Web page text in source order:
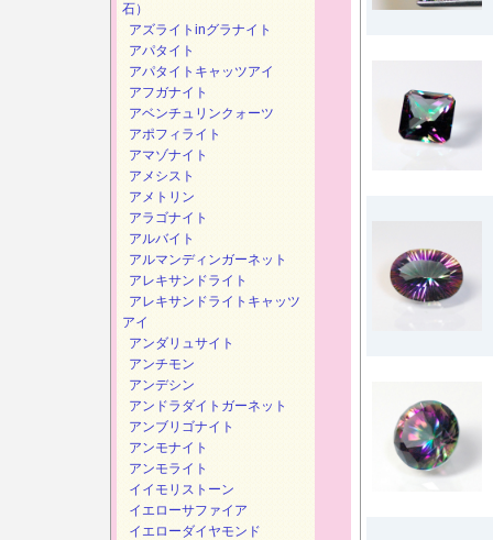
石）
アズライトinグラナイト
アパタイト
アパタイトキャッツアイ
アフガナイト
アベンチュリンクォーツ
アポフィライト
アマゾナイト
アメシスト
アメトリン
アラゴナイト
アルバイト
アルマンディンガーネット
アレキサンドライト
アレキサンドライトキャッツ
アイ
アンダリュサイト
アンチモン
アンデシン
アンドラダイトガーネット
アンブリゴナイト
アンモナイト
アンモライト
イイモリストーン
イエローサファイア
イエローダイヤモンド